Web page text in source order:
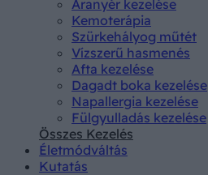
Aranyér kezelése
Kemoterápia
Szürkehályog műtét
Vízszerű hasmenés
Afta kezelése
Dagadt boka kezelése
Napallergia kezelése
Fülgyulladás kezelése
Összes Kezelés
Életmódváltás
Kutatás